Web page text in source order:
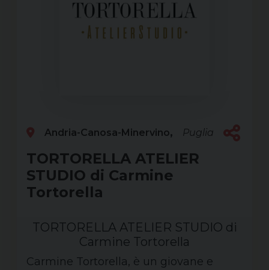
Andria-Canosa-Minervino Puglia
TORTORELLA ATELIER
STUDIO di Carmine
Tortorella
TORTORELLA ATELIER STUDIO di
Carmine Tortorella
Carmine Tortorella, è un giovane e